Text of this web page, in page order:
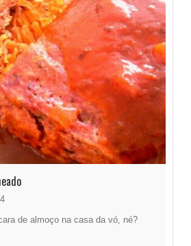
4
de almoço na casa da vó, né?